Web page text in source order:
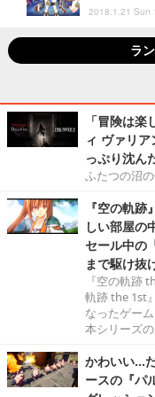
2018.1.21 Sun
ラ
「冒険は
ィ ヴァリ
っぷり沈ん
ふたつの沼
『空の軌
しい部屋の
セール中の
まで駆け抜
『空の軌跡
軌跡 the 1st
なったゲー
本シリーズの
かわいい…
ースの『パ